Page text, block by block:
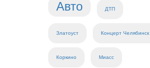
Авто ДТП
Златоуст Концерт Челябинск
Коркино Миасс